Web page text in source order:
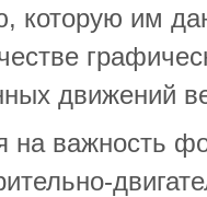
им
движений
важность